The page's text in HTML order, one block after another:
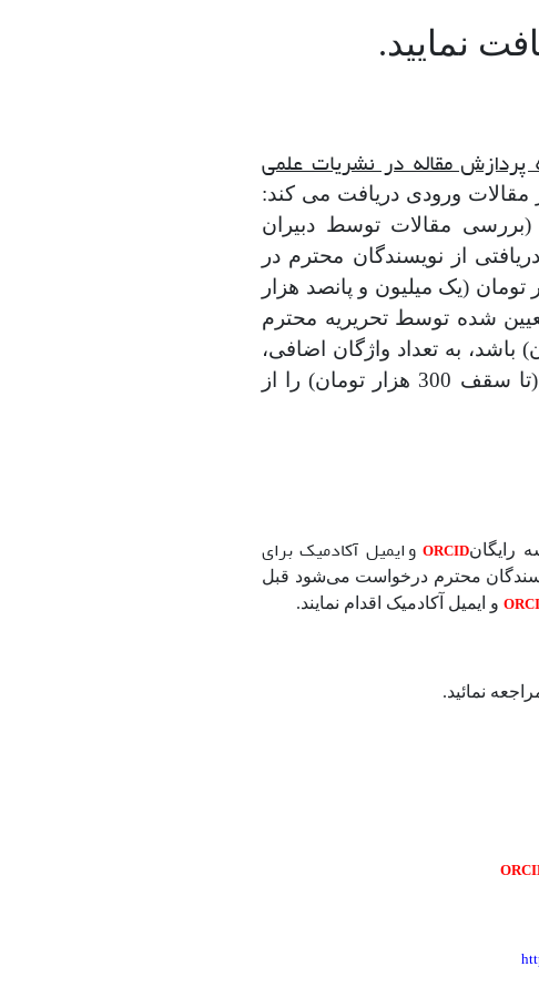
نمایید.
پردازش مقاله در نشریات علمی
هزینه از مقالات ورودی دریافت می کند:
مقاله (بررسی مقالات توسط دبیران
از نویسندگان محترم در
آنها در نشریه برای یک مقاله کامل 1500000هزار تومان (یک میلیون و پانصد هزار
تعداد واژگان مقاله بیش از 7500 کلمه (تعیین شده توسط تحریریه محترم
به تعداد واژگان اضافی،
نشریه به دلیل هزینه های ویراستاری و صفحه بندی مبلغ بیشتری (تا سقف 300 هزار تومان) را از
رایگانORCID و ایمیل آکادمیک برای
محترم درخواست می‌شود قبل
و ایمیل آکادمیک اقدام نمایند.
نمائید.
O